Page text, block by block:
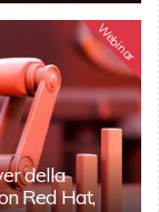
Webinar
della
Red Hat,